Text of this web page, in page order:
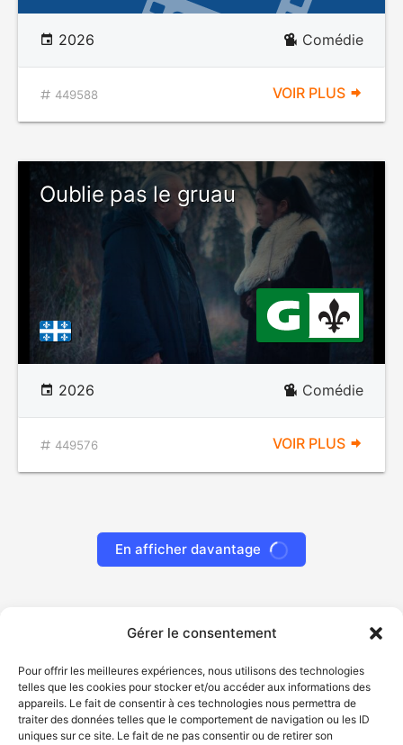
Gérer le consentement
Pour offrir les meilleures expériences, nous utilisons des technologies
telles que les cookies pour stocker et/ou accéder aux informations des
appareils. Le fait de consentir à ces technologies nous permettra de
traiter des données telles que le comportement de navigation ou les ID
uniques sur ce site. Le fait de ne pas consentir ou de retirer son
2026 Comédie
449588 VOIR PLUS
Oublie pas le gruau
2026 Comédie
449576 VOIR PLUS
En afficher davantage
© Gouvernement du Québec, 2026